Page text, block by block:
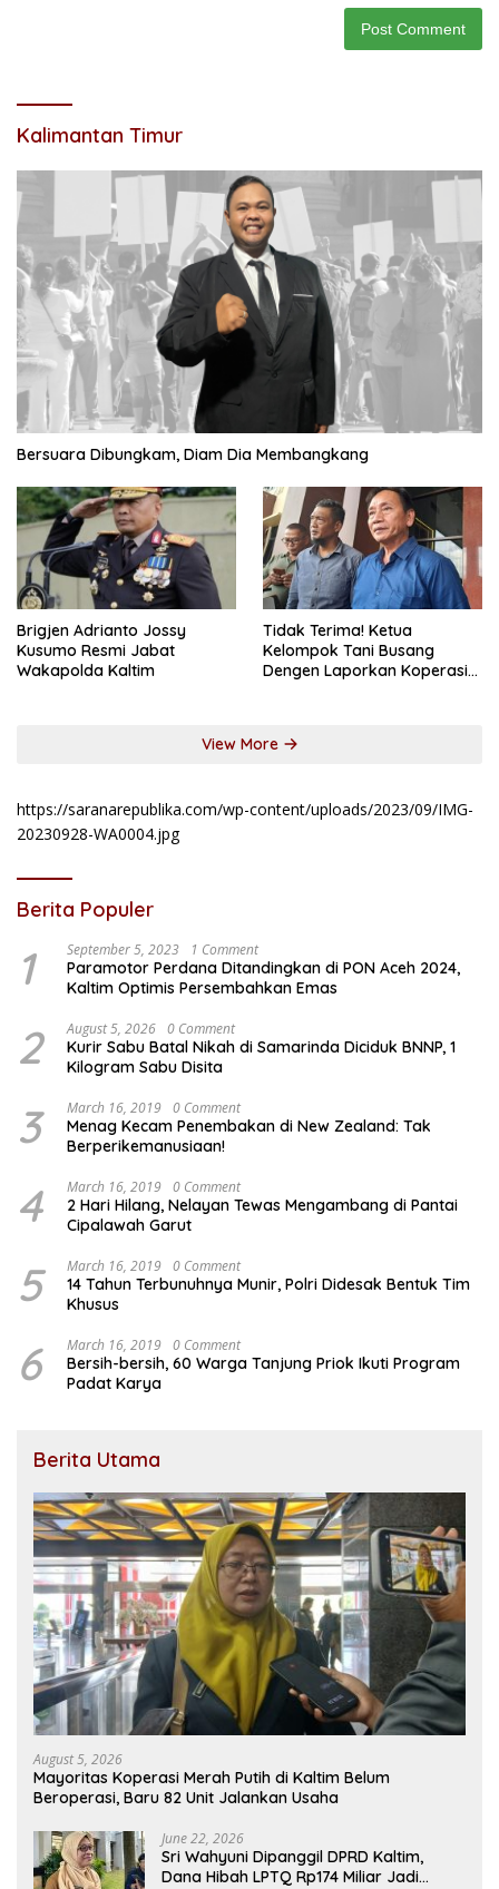
Kalimantan Timur
Bersuara Dibungkam, Diam Dia Membangkang
Brigjen Adrianto Jossy
Kusumo Resmi Jabat
Wakapolda Kaltim
Tidak Terima! Ketua
Kelompok Tani Busang
Dengen Laporkan Koperasi
View More
https://saranarepublika.com/wp-content/uploads/2023/09/IMG-
20230928-WA0004.jpg
Berita Populer
1 September 5, 2023 1 Comment
Paramotor Perdana Ditandingkan di PON Aceh 2024,
Kaltim Optimis Persembahkan Emas
2 August 5, 2026 0 Comment
Kurir Sabu Batal Nikah di Samarinda Diciduk BNNP, 1
Kilogram Sabu Disita
3 March 16, 2019 0 Comment
Menag Kecam Penembakan di New Zealand: Tak
Berperikemanusiaan!
4 March 16, 2019 0 Comment
2 Hari Hilang, Nelayan Tewas Mengambang di Pantai
Cipalawah Garut
5 March 16, 2019 0 Comment
14 Tahun Terbunuhnya Munir, Polri Didesak Bentuk Tim
Khusus
6 March 16, 2019 0 Comment
Bersih-bersih, 60 Warga Tanjung Priok Ikuti Program
Padat Karya
Berita Utama
August 5, 2026
Mayoritas Koperasi Merah Putih di Kaltim Belum
Beroperasi, Baru 82 Unit Jalankan Usaha
June 22, 2026
Sri Wahyuni Dipanggil DPRD Kaltim,
Dana Hibah LPTQ Rp174 Miliar Jadi